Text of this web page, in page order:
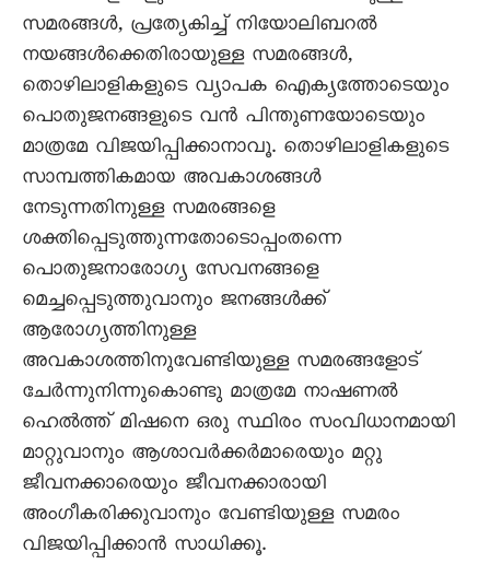
സമരങ്ങൾ, പ്രത്യേകിച്ച് നിയോലിബറൽ
നയങ്ങൾക്കെതിരായുള്ള സമരങ്ങൾ,
തൊഴിലാളികളുടെ വ്യാപക ഐക്യത്തോടെയും
പൊതുജനങ്ങളുടെ വൻ പിന്തുണയോടെയും
മാത്രമേ വിജയിപ്പിക്കാനാവൂ. തൊഴിലാളികളുടെ
സാമ്പത്തികമായ അവകാശങ്ങൾ
നേടുന്നതിനുള്ള സമരങ്ങളെ
ശക്തിപ്പെടുത്തുന്നതോടൊപ്പംതന്നെ
പൊതുജനാരോഗ്യ സേവനങ്ങളെ
മെച്ചപ്പെടുത്തുവാനും ജനങ്ങൾക്ക്
ആരോഗ്യത്തിനുള്ള
അവകാശത്തിനുവേണ്ടിയുള്ള സമരങ്ങളോട്
ചേർന്നുനിന്നുകൊണ്ടു മാത്രമേ നാഷണൽ
ഹെൽത്ത് മിഷനെ ഒരു സ്ഥിരം സംവിധാനമായി
മാറ്റുവാനും ആശാവർക്കർമാരെയും മറ്റു
ജീവനക്കാരെയും ജീവനക്കാരായി
അംഗീകരിക്കുവാനും വേണ്ടിയുള്ള സമരം
വിജയിപ്പിക്കാൻ സാധിക്കൂ.